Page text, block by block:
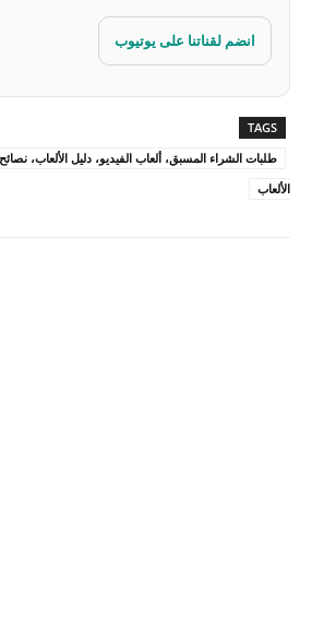
انضم لقناتنا على يوتيوب
TAGS
طلبات الشراء المسبق، ألعاب الفيديو، دليل الألعاب،
الألعاب